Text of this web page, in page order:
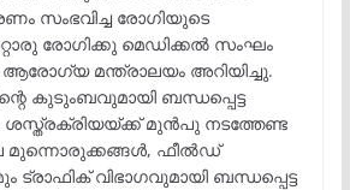
സംഭവിച്ച രോഗിയുടെ
രോഗിക്കു മെഡിക്കൽ സംഘം
മന്ത്രാലയം അറിയിച്ചു.
കുടുംബവുമായി ബന്ധപ്പെട്ട
ശസ്ത്രക്രിയയ്ക്ക് മുൻപു നടത്തേണ്ട
മുന്നൊരുക്കങ്ങൾ, ഫീൽഡ്
വിഭാഗവുമായി ബന്ധപ്പെട്ട